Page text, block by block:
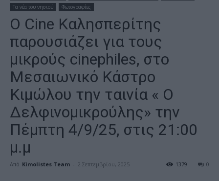
Τα νέα του νησιού
Φωτογραφίες
Ο Cine Καλησπερίτης
παρουσιάζει για τους
μικρούς cinephiles, στο
Μεσαιωνικό Κάστρο
Κιμώλου την ταινία « Ο
Δελφινομικρούλης» την
Πέμπτη 4/9/25, στις 21:00
μ.μ
Από Kimolistes Team - 2 Σεπτεμβρίου, 2025 0
1379